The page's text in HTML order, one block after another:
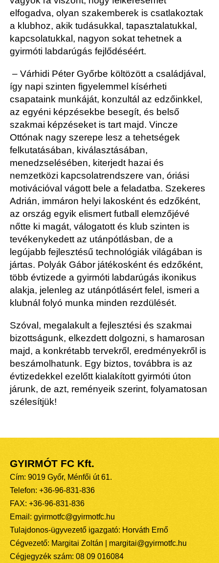
elfogadva, olyan szakemberek is csatlakoztak
a klubhoz, akik tudásukkal, tapasztalatukkal,
kapcsolatukkal, nagyon sokat tehetnek a
gyirmóti labdarúgás fejlődéséért.
– Várhidi Péter Győrbe költözött a családjával,
így napi szinten figyelemmel kísérheti
csapataink munkáját, konzultál az edzőinkkel,
az egyéni képzésekbe besegít, és belső
szakmai képzéseket is tart majd. Vincze
Ottónak nagy szerepe lesz a tehetségek
felkutatásában, kiválasztásában,
menedzselésében, kiterjedt hazai és
nemzetközi kapcsolatrendszere van, óriási
motivációval vágott bele a feladatba. Szekeres
Adrián, immáron helyi lakosként és edzőként,
az ország egyik elismert futball elemzőjévé
nőtte ki magát, válogatott és klub szinten is
tevékenykedett az utánpótlásban, de a
legújabb fejlesztésű technológiák világában is
jártas. Polyák Gábor játékosként és edzőként,
több évtizede a gyirmóti labdarúgás ikonikus
alakja, jelenleg az utánpótlásért felel, ismeri a
klubnál folyó munka minden rezdülését.
Szóval, megalakult a fejlesztési és szakmai
bizottságunk, elkezdett dolgozni, s hamarosan
majd, a konkrétabb tervekről, eredményekről is
beszámolhatunk. Egy biztos, továbbra is az
évtizedekkel ezelőtt kialakított gyirmóti úton
járunk, de azt, reményeik szerint, folyamatosan
szélesítjük!
GYIRMÓT FC Kft.
Cím: 9019 Győr, Ménfői út 61.
Telefon: +36-96-831-836
FAX: +36-96-831-836
Email: gyirmotfc@gyirmotfc.hu
Tulajdonos-ügyvezető igazgató: Horváth Ernő
Cégvezető: Margitai Zoltán | margitai@gyirmotfc.hu
Cégjegyzék szám: 08 09 016084